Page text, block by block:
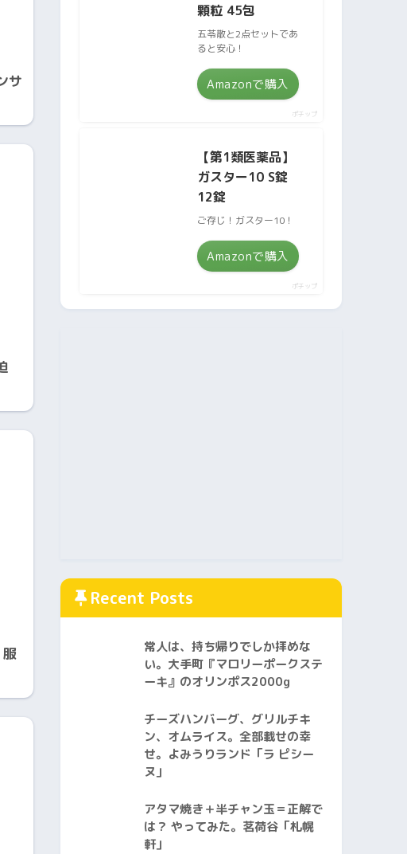
サ
顆粒 45包
五苓散と2点セットであ
ると安心！
Amazonで購入
ポチップ
【第1類医薬品】
ガスター10 S錠
12錠
ご存じ！ガスター10！
Amazonで購入
ポチップ
Recent Posts
常人は、持ち帰りでしか拝めな
い。大手町『マロリーポークステ
ーキ』のオリンポス2000g
チーズハンバーグ、グリルチキ
ン、オムライス。全部載せの幸
せ。よみうりランド「ラ ピシー
ヌ」
アタマ焼き＋半チャン玉＝正解で
は？ やってみた。茗荷谷「札幌
軒」